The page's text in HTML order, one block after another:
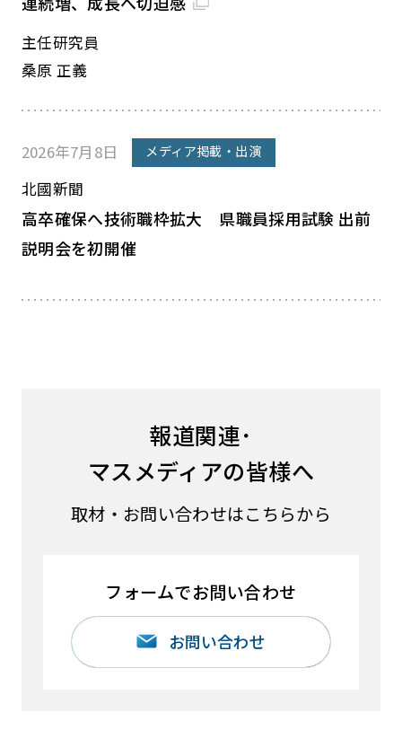
主任研究員
桑原 正義
2026年7月8日 メディア掲載・出演
北國新聞
高卒確保へ技術職枠拡大 県職員採用試験 出前
説明会を初開催
報道関連･
マスメディアの皆様へ
取材・お問い合わせはこちらから
フォームでお問い合わせ
お問い合わせ